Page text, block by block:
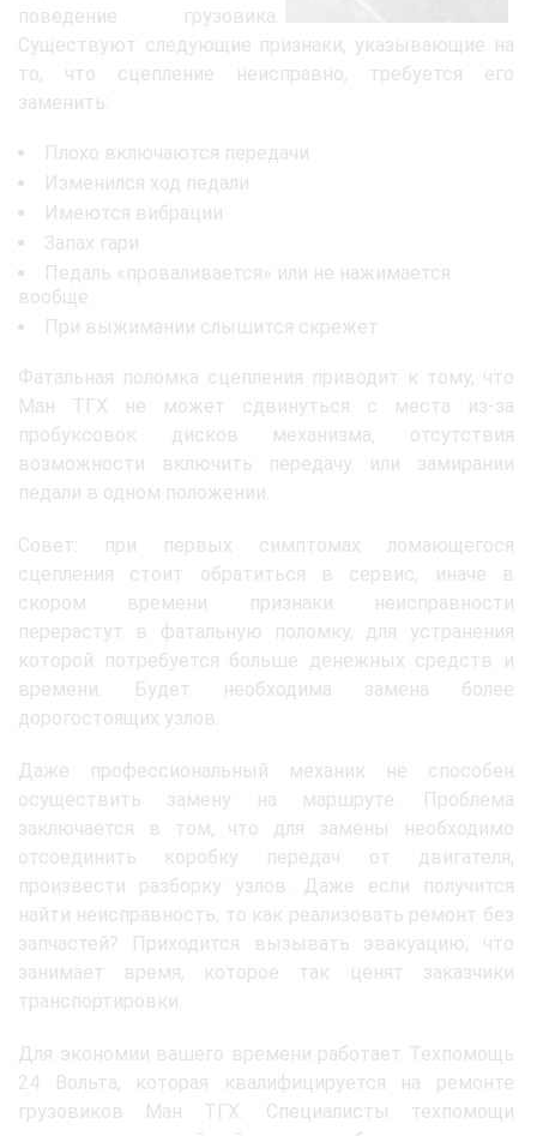
поведение грузовика.
Существуют следующие признаки, указывающие на
то, что сцепление неисправно, требуется его
заменить:
Плохо включаются передачи
Изменился ход педали
Имеются вибрации
Запах гари
Педаль «проваливается» или не нажимается
вообще
При выжимании слышится скрежет
Фатальная поломка сцепления приводит к тому, что
Ман ТГХ не может сдвинуться с места из-за
пробуксовок дисков механизма, отсутствия
возможности включить передачу или замирании
педали в одном положении.
Совет: при первых симптомах ломающегося
сцепления стоит обратиться в сервис, иначе в
скором времени признаки неисправности
перерастут в фатальную поломку, для устранения
которой потребуется больше денежных средств и
времени. Будет необходима замена более
дорогостоящих узлов.
Даже профессиональный механик не способен
осуществить замену на маршруте. Проблема
заключается в том, что для замены необходимо
отсоединить коробку передач от двигателя,
произвести разборку узлов. Даже если получится
найти неисправность, то как реализовать ремонт без
запчастей? Приходится вызывать эвакуацию, что
занимает время, которое так ценят заказчики
транспортировки.
Для экономии вашего времени работает Техпомощь
24 Вольта, которая квалифицируется на ремонте
грузовиков Ман ТГХ. Специалисты техпомощи